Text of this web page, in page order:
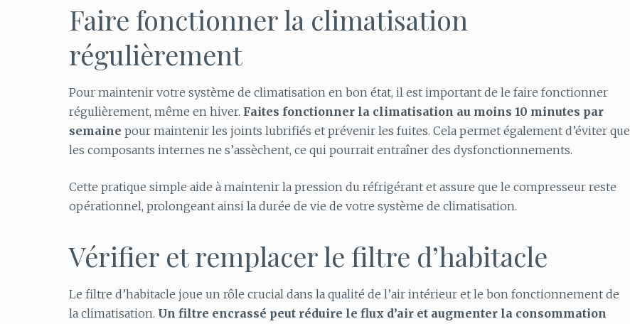
Faire fonctionner la climatisation
régulièrement
Pour maintenir votre système de climatisation en bon état, il est important de le faire fonctionner
régulièrement, même en hiver. Faites fonctionner la climatisation au moins 10 minutes par
semaine pour maintenir les joints lubrifiés et prévenir les fuites. Cela permet également d’éviter que
les composants internes ne s’assèchent, ce qui pourrait entraîner des dysfonctionnements.
Cette pratique simple aide à maintenir la pression du réfrigérant et assure que le compresseur reste
opérationnel, prolongeant ainsi la durée de vie de votre système de climatisation.
Vérifier et remplacer le filtre d’habitacle
Le filtre d’habitacle joue un rôle crucial dans la qualité de l’air intérieur et le bon fonctionnement de
la climatisation. Un filtre encrassé peut réduire le flux d’air et augmenter la consommation